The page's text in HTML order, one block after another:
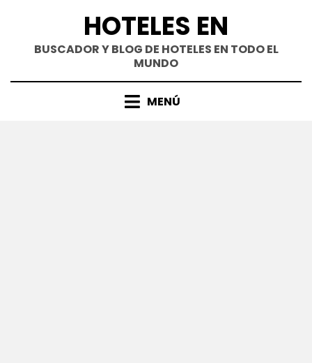
contenido
HOTELES EN
BUSCADOR Y BLOG DE HOTELES EN TODO EL
MUNDO
MENÚ